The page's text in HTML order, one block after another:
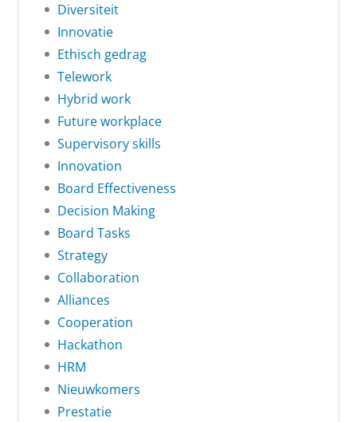
Diversiteit
Innovatie
Ethisch gedrag
Telework
Hybrid work
Future workplace
Supervisory skills
Innovation
Board Effectiveness
Decision Making
Board Tasks
Strategy
Collaboration
Alliances
Cooperation
Hackathon
HRM
Nieuwkomers
Prestatie